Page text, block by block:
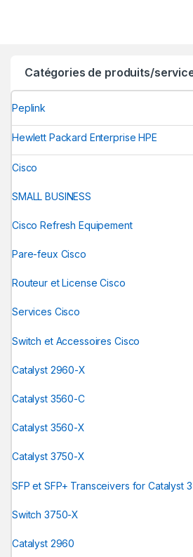
Catégories de produits/
Peplink
Hewlett Packard Enterprise HPE
Cisco
SMALL BUSINESS
Cisco Refresh Equipement
Pare-feux Cisco
Routeur et License Cisco
Services Cisco
Switch et Accessoires Cisco
Catalyst 2960-X
Catalyst 3560-C
Catalyst 3560-X
Catalyst 3750-X
SFP et SFP+ Transceivers for Catalyst
Switch 3750-X
Catalyst 2960